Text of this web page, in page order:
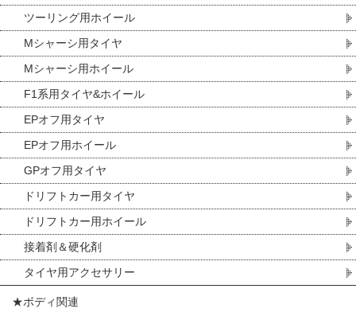
ツーリング用ホイール
Mシャーシ用タイヤ
Mシャーシ用ホイール
F1系用タイヤ&ホイール
EPオフ用タイヤ
EPオフ用ホイール
GPオフ用タイヤ
ドリフトカー用タイヤ
ドリフトカー用ホイール
接着剤＆硬化剤
タイヤ用アクセサリー
★ボディ関連